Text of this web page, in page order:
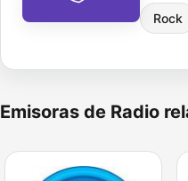
Rock
Emisoras de Radio